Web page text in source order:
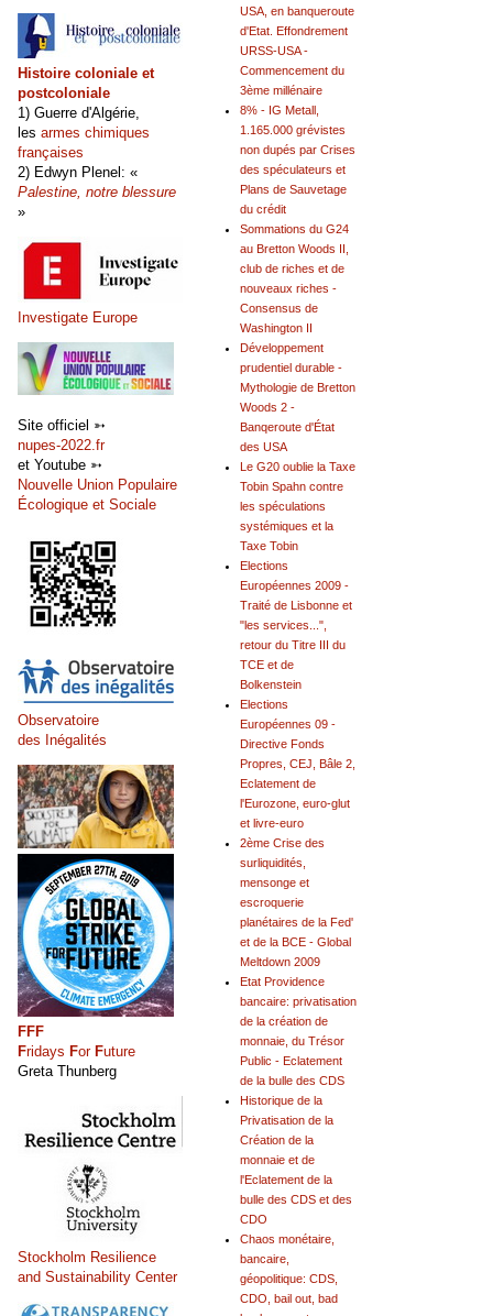
USA, en banqueroute
d'Etat. Effondrement
URSS-USA -
Commencement du
3ème millénaire
8% - IG Metall,
1.165.000 grévistes
non dupés par Crises
des spéculateurs et
Plans de Sauvetage
du crédit
Sommations du G24
au Bretton Woods II,
club de riches et de
nouveaux riches -
Consensus de
Washington II
Développement
prudentiel durable -
Mythologie de Bretton
Woods 2 -
Banqeroute d'État
des USA
Le G20 oublie la Taxe
Tobin Spahn contre
les spéculations
systémiques et la
Taxe Tobin
Elections
Européennes 2009 -
Traité de Lisbonne et
"les services...",
retour du Titre III du
TCE et de
Bolkenstein
Elections
Européennes 09 -
Directive Fonds
Propres, CEJ, Bâle 2,
Eclatement de
l'Eurozone, euro-glut
et livre-euro
2ème Crise des
surliquidités,
mensonge et
escroquerie
planétaires de la Fed'
et de la BCE - Global
Meltdown 2009
Etat Providence
bancaire: privatisation
de la création de
monnaie, du Trésor
Public - Eclatement
de la bulle des CDS
Historique de la
Privatisation de la
Création de la
monnaie et de
l'Eclatement de la
bulle des CDS et des
CDO
Chaos monétaire,
bancaire,
géopolitique: CDS,
CDO, bail out, bad
Histoire coloniale et
postcoloniale
1) Guerre d'Algérie,
les armes chimiques
françaises
2) Edwyn Plenel: «
Palestine, notre blessure
»
Investigate Europe
Site officiel ➳
nupes-2022.fr
et Youtube ➳
Nouvelle Union Populaire
Écologique et Sociale
Observatoire
des Inégalités
FFF
Fridays For Future
Greta Thunberg
Stockholm Resilience
and Sustainability Center